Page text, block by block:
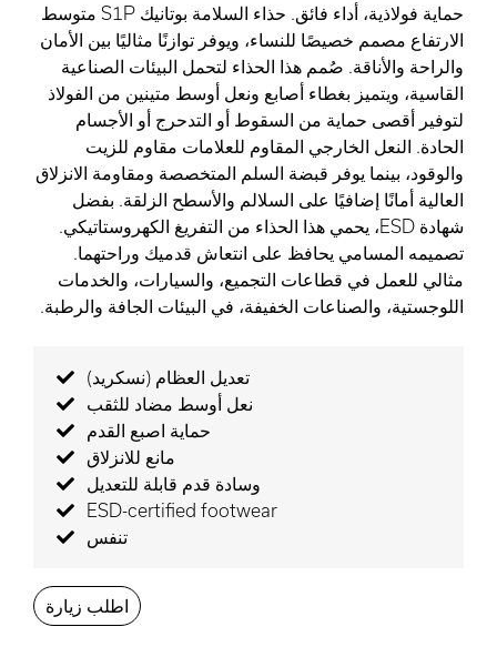
حماية فولاذية، أداء فائق. حذاء السلامة بوتانيك S1P متوسط
الارتفاع مصمم خصيصًا للنساء، ويوفر توازنًا مثاليًا بين الأمان
والراحة والأناقة. صُمم هذا الحذاء لتحمل البيئات الصناعية
القاسية، ويتميز بغطاء أصابع ونعل أوسط متينين من الفولاذ
لتوفير أقصى حماية من السقوط أو التدحرج أو الأجسام
الحادة. النعل الخارجي المقاوم للعلامات مقاوم للزيت
والوقود، بينما يوفر قبضة السلم المتخصصة ومقاومة الانزلاق
العالية أمانًا إضافيًا على السلالم والأسطح الزلقة. بفضل
شهادة ESD، يحمي هذا الحذاء من التفريغ الكهروستاتيكي.
تصميمه المسامي يحافظ على انتعاش قدميك وراحتهما.
مثالي للعمل في قطاعات التجميع، والسيارات، والخدمات
اللوجستية، والصناعات الخفيفة، في البيئات الجافة والرطبة.
تعديل العظام (نسكريد)
نعل أوسط مضاد للثقب
حماية اصبع القدم
مانع للانزلاق
وسادة قدم قابلة للتعديل
ESD-certified footwear
تنفس
اطلب زيارة